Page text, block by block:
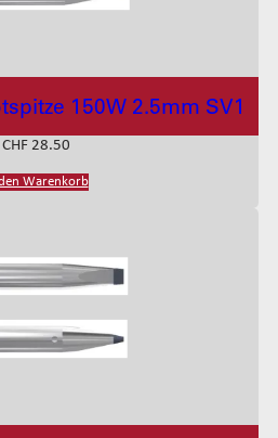
150W 2.5mm SV1
CHF28.50
Warenkorb